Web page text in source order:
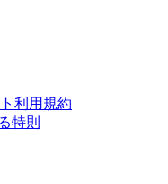
利用規約
特則